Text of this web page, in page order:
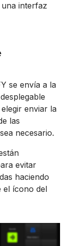
interfaz
se envía a la
enviar la
las
necesario.
evitar
haciendo
el ícono del